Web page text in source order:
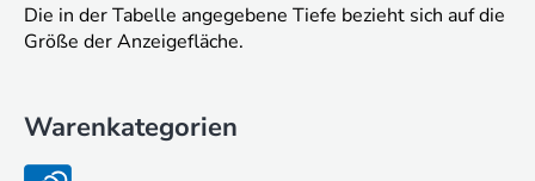
Die in der Tabelle angegebene Tiefe bezieht sich auf die
Größe der Anzeigefläche.
Warenkategorien